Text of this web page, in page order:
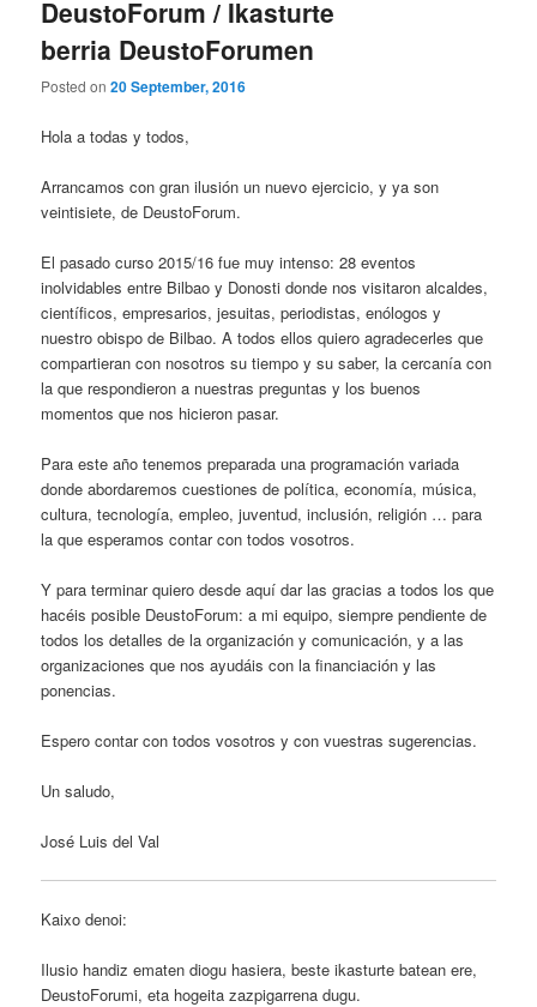
DeustoForum / Ikasturte
berria DeustoForumen
Posted on20 September, 2016
Hola a todas y todos,
Arrancamos con gran ilusión un nuevo ejercicio, y ya son
veintisiete, de DeustoForum.
El pasado curso 2015/16 fue muy intenso: 28 eventos
inolvidables entre Bilbao y Donosti donde nos visitaron alcaldes,
científicos, empresarios, jesuitas, periodistas, enólogos y
nuestro obispo de Bilbao. A todos ellos quiero agradecerles que
compartieran con nosotros su tiempo y su saber, la cercanía con
la que respondieron a nuestras preguntas y los buenos
momentos que nos hicieron pasar.
Para este año tenemos preparada una programación variada
donde abordaremos cuestiones de política, economía, música,
cultura, tecnología, empleo, juventud, inclusión, religión … para
la que esperamos contar con todos vosotros.
Y para terminar quiero desde aquí dar las gracias a todos los que
hacéis posible DeustoForum: a mi equipo, siempre pendiente de
todos los detalles de la organización y comunicación, y a las
organizaciones que nos ayudáis con la financiación y las
ponencias.
Espero contar con todos vosotros y con vuestras sugerencias.
Un saludo,
José Luis del Val
Kaixo denoi:
Ilusio handiz ematen diogu hasiera, beste ikasturte batean ere,
DeustoForumi, eta hogeita zazpigarrena dugu.